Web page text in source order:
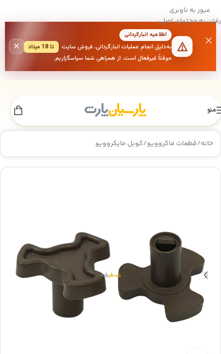
عبور به ناوبری
رفتن به محتوای اصلی
اطلاعیه انبارگردانی
به‌دلیل انجام عملیات انبارگردانی، فروش سایت
تا 18 مرداد
موقتاً غیرفعال است. از همراهی شما سپاسگزاریم.
×
منو
خانه/قطعات ماکروویو/کوبل مایکروویو